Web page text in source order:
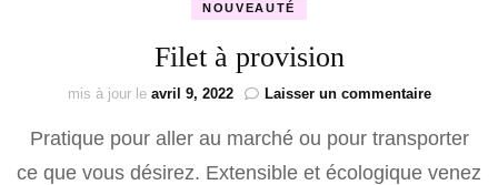
NOUVEAUTÉ
Filet à provision
mis à jour le avril 9, 2022 Laisser un commentairesur
à
Pratique pour aller au marché ou pour transporter
ce que vous désirez. Extensible et écologique venez